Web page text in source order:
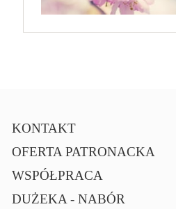
KONTAKT
OFERTA PATRONACKA
WSPÓŁPRACA
DUŻEKA - NABÓR